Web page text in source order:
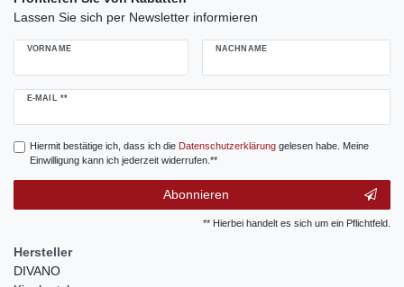
Lassen Sie sich per Newsletter informieren
VORNAME NACHNAME
E-MAIL **
Newsletter
Hiermit bestätige ich, dass ich die Daten­schutz­erklärunggelesen habe. Meine
Einwilligung kann ich jederzeit widerrufen.**
Abonnieren
** Hierbei handelt es sich um ein Pflichtfeld.
Hersteller
DIVANO